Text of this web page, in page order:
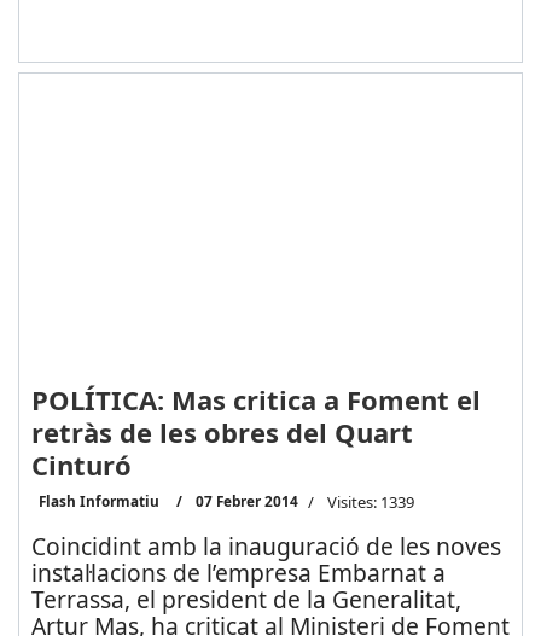
POLÍTICA: Mas critica a Foment el
retràs de les obres del Quart
Cinturó
Flash Informatiu 07 Febrer 2014 Visites: 1339
Coincidint amb la inauguració de les noves
instal·lacions de l’empresa Embarnat a
Terrassa, el president de la Generalitat,
Artur Mas, ha criticat al Ministeri de Foment